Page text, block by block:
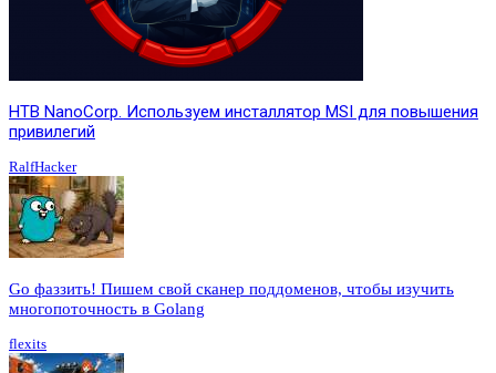
HTB NanoCorp. Используем инсталлятор MSI для повышения
привилегий
RalfHacker
Go фаззить! Пишем свой сканер поддоменов, чтобы изучить
многопоточность в Golang
flexits